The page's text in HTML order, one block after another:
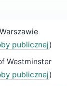
publicznej)
Westminster
publicznej)